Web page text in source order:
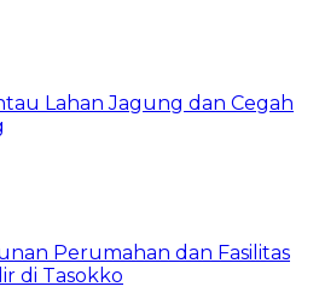
Lahan Jagung dan Cegah
Perumahan dan Fasilitas
di Tasokko